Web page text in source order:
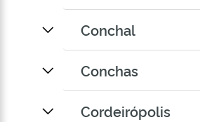
Conchal
Conchas
Cordeirópolis